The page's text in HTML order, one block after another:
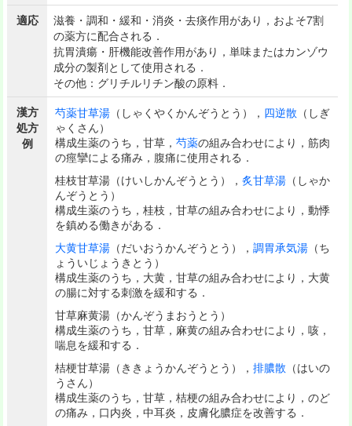
適応
滋養・調和・緩和・消炎・去痰作用があり，およそ7割
の薬方に配合される．
抗胃潰瘍・肝機能改善作用があり，単味またはカンゾウ
成分の製剤として使用される．
その他：グリチルリチン酸の原料．
漢方
処方
例
芍薬甘草湯 （しゃくやくかんぞうとう）， 四逆散 （しぎ
ゃくさん）
構成生薬のうち，甘草，芍薬の組み合わせにより，筋肉
の痙攣による痛み，腹痛に使用される．
桂枝甘草湯（けいしかんぞうとう），炙甘草湯 （しゃか
んぞうとう）
構成生薬のうち，桂枝，甘草の組み合わせにより，動悸
を鎮める働きがある．
大黄甘草湯 （だいおうかんぞうとう），調胃承気湯 （ち
ょういじょうきとう）
構成生薬のうち，大黄，甘草の組み合わせにより，大黄
の腸に対する刺激を緩和する．
甘草麻黄湯（かんぞうまおうとう）
構成生薬のうち，甘草，麻黄の組み合わせにより，咳，
喘息を緩和する．
桔梗甘草湯（ききょうかんぞうとう），排膿散 （はいの
うさん）
構成生薬のうち，甘草，桔梗の組み合わせにより，のど
の痛み，口内炎，中耳炎，皮膚化膿症を改善する．